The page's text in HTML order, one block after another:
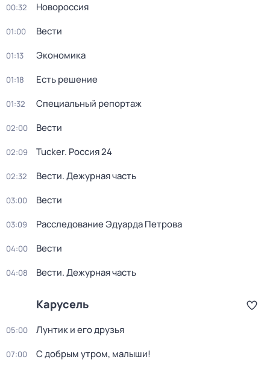
00:32 Новороссия
01:00 Вести
01:13 Экономика
01:18 Есть решение
01:32 Специальный репортаж
02:00 Вести
02:09 Tucker. Россия 24
02:32 Вести. Дежурная часть
03:00 Вести
03:09 Расследование Эдуарда Петрова
04:00 Вести
04:08 Вести. Дежурная часть
Карусель
05:00 Лунтик и его друзья
07:00 С добрым утром, малыши!